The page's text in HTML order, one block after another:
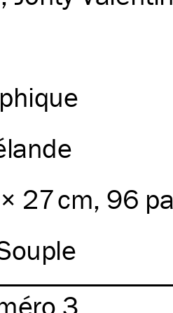
27 cm, 96
3